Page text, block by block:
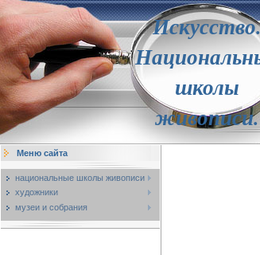
школы
живописи.
Меню сайта
национальные школы живописи
художники
музеи и собрания